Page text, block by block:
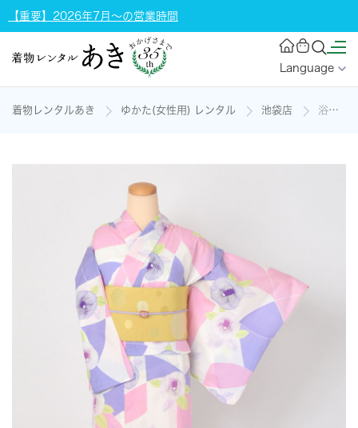
【重要】2026年7月～の営業時間
Language
着物レンタルあき ゆかた(女性用) レンタル 池袋店 浴衣[朝顔]の着物レンタル